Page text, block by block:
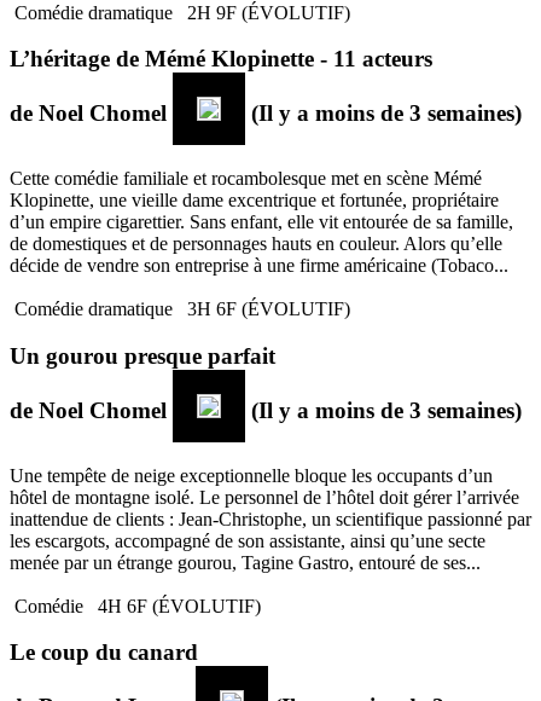
Comédie dramatique 2H 9F (ÉVOLUTIF)
L’héritage de Mémé Klopinette - 11 acteurs
de Noel Chomel (Il y a moins de 3 semaines)
Cette comédie familiale et rocambolesque met en scène Mémé
Klopinette, une vieille dame excentrique et fortunée, propriétaire
d’un empire cigarettier. Sans enfant, elle vit entourée de sa famille,
de domestiques et de personnages hauts en couleur. Alors qu’elle
décide de vendre son entreprise à une firme américaine (Tobaco...
Comédie dramatique 3H 6F (ÉVOLUTIF)
Un gourou presque parfait
de Noel Chomel (Il y a moins de 3 semaines)
Une tempête de neige exceptionnelle bloque les occupants d’un
hôtel de montagne isolé. Le personnel de l’hôtel doit gérer l’arrivée
inattendue de clients : Jean-Christophe, un scientifique passionné par
les escargots, accompagné de son assistante, ainsi qu’une secte
menée par un étrange gourou, Tagine Gastro, entouré de ses...
Comédie 4H 6F (ÉVOLUTIF)
Le coup du canard